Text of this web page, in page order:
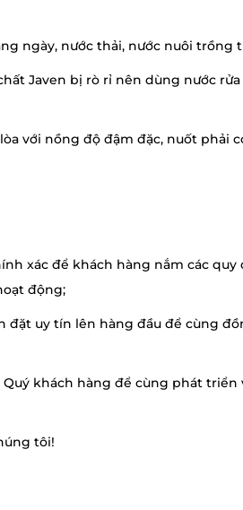
ngày, nước thải, nước nuôi trồng
Javen bị rò rỉ nên dùng nước
với nồng độ đậm đặc, nuốt phải
xác để khách hàng nắm các quy
động;
đặt uy tín lên hàng đầu để cùng
khách hàng để cùng phát triển
tôi!